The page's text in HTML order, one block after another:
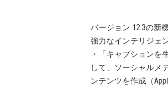
バージョン 12.3の新
強力なインテリジェ
・「キャプションを
して、ソーシャルメ
ンテンツを作成（